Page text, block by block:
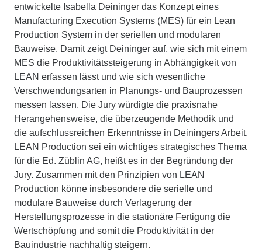
entwickelte Isabella Deininger das Konzept eines
Manufacturing Execution Systems (MES) für ein Lean
Production System in der seriellen und modularen
Bauweise. Damit zeigt Deininger auf, wie sich mit einem
MES die Produktivitätssteigerung in Abhängigkeit von
LEAN erfassen lässt und wie sich wesentliche
Verschwendungsarten in Planungs- und Bauprozessen
messen lassen. Die Jury würdigte die praxisnahe
Herangehensweise, die überzeugende Methodik und
die aufschlussreichen Erkenntnisse in Deiningers Arbeit.
LEAN Production sei ein wichtiges strategisches Thema
für die Ed. Züblin AG, heißt es in der Begründung der
Jury. Zusammen mit den Prinzipien von LEAN
Production könne insbesondere die serielle und
modulare Bauweise durch Verlagerung der
Herstellungsprozesse in die stationäre Fertigung die
Wertschöpfung und somit die Produktivität in der
Bauindustrie nachhaltig steigern.